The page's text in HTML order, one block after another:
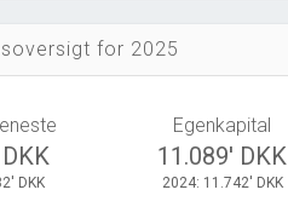
for 2025
DKK
Egenkapital
11.089' DKK
2024: 11.742' DKK